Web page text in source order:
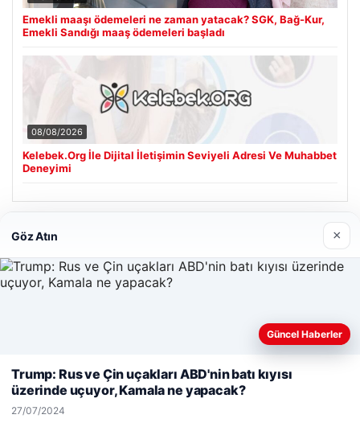
Emekli maaşı ödemeleri ne zaman yatacak? SGK, Bağ-Kur,
Emekli Sandığı maaş ödemeleri başladı
08/08/2026
Kelebek.Org İle Dijital İletişimin Seviyeli Adresi Ve Muhabbet
Deneyimi
Son Eklenen Firmalar
Web sitemizi nasıl kullandığınızı daha iyi anlayabilmek,
kullanıyoruz.Çerez Politikamız
Göz Atın ×
Güncel Haberler
Trump: Rus ve Çin uçakları ABD'nin batı kıyısı
üzerinde uçuyor, Kamala ne yapacak?
27/07/2024